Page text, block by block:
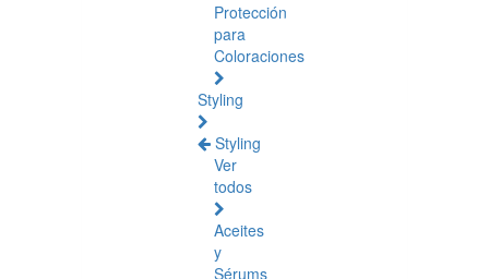
Protección
para
Coloraciones
Styling
Styling
Ver
todos
Aceites
y
Sérums